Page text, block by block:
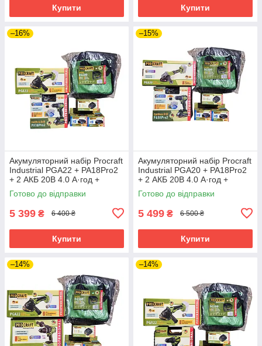
Купити Купити
–16%
Акумуляторний набір Procraft
Industrial PGA22 + PA18Pro2
+ 2 АКБ 20В 4.0 А·год +
Зарядний пристрій
Charger20/1 Eco + Сумка
Готово до відправки
5 399 ₴ 6 400 ₴
Купити
–15%
Акумуляторний набір Procraft
Industrial PGA20 + PA18Pro2
+ 2 АКБ 20В 4.0 А·год +
Зарядний пристрій
Charger20/1 Eco + Сумка
Готово до відправки
5 499 ₴ 6 500 ₴
Купити
–14% –14%